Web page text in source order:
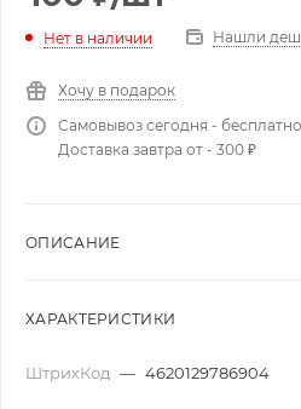
Нет в наличии Нашли
Хочу в подарок
Самовывоз сегодня - бесплатно
Доставка завтра от - 300 ₽
ОПИСАНИЕ
ХАРАКТЕРИСТИКИ
ШтрихКод — 4620129786904